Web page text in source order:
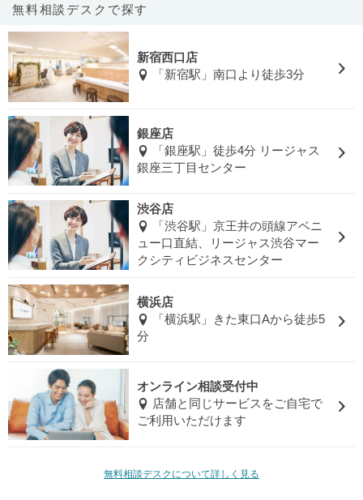
無料相談デスクで探す
新宿西口店
「新宿駅」南口より徒歩3分
銀座店
「銀座駅」徒歩4分 リージャス
銀座三丁目センター
渋谷店
「渋谷駅」京王井の頭線アベニ
ュー口直結、リージャス渋谷マー
クシティビジネスセンター
横浜店
「横浜駅」きた東口Aから徒歩5
分
オンライン相談受付中
店舗と同じサービスをご自宅で
ご利用いただけます
無料相談デスクについて詳しく見る